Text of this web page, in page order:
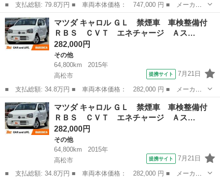
■ 支払総額: 79.8万円 ■ 車両本体価格： 747,000 円 ■ メーカー
名： マツダ ■ 車種名： フレアクロスオーバー ■ グレード
名： ＸＴ 社外７インチナビ フルセグＴＶ ＣＤ ＤＶＤ Ｂ
Ｔ ルーフレール ...
香川 丸亀市 その他
マツダ キャロル ＧＬ 禁煙車 車検整備付
ＲＢＳ ＣＶＴ エネチャージ Ａス…
282,000円
その他
64,800km
2015年
高松市
提携サイト 7月21日
■ 支払総額: 34.8万円 ■ 車両本体価格： 282,000 円 ■ メーカー
名： マツダ ■ 車種名： キャロル ■ グレード名： ＧＬ 禁煙
車 車検整備付 ＲＢＳ ＣＶＴ エネチャージ Ａストップ エコ
クール シー...
香川 高松市 その他
マツダ キャロル ＧＬ 禁煙車 車検整備付
ＲＢＳ ＣＶＴ エネチャージ Ａス…
282,000円
その他
64,800km
2015年
高松市
提携サイト 7月21日
■ 支払総額: 34.8万円 ■ 車両本体価格： 282,000 円 ■ メーカー